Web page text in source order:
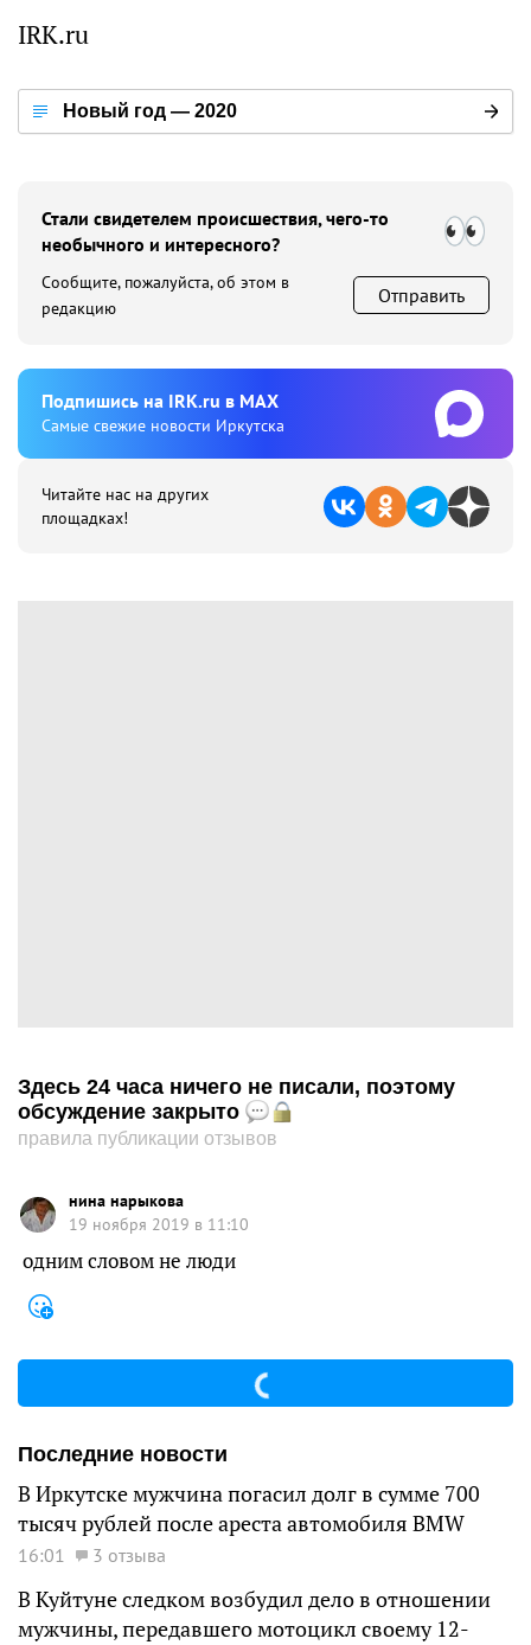
IRK.ru
Новый год — 2020
Стали свидетелем происшествия, чего-то
необычного и интересного?
Сообщите, пожалуйста, об этом в
редакцию
Отправить
Подпишиcь на IRK.ru в MAX
Cамые свежие новости Иркутска
Читайте нас на других
площадках!
Здесь 24 часа ничего не писали, поэтому
обсуждение закрыто
правила публикации отзывов
нина нарыкова
19 ноября 2019 в 11:10
одним словом не люди
Последние новости
В Иркутске мужчина погасил долг в сумме 700
тысяч рублей после ареста автомобиля BMW
16:01 3 отзыва
В Куйтуне следком возбудил дело в отношении
мужчины, передавшего мотоцикл своему 12-